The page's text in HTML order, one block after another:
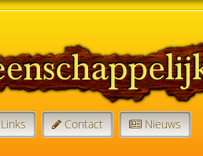
Links Contact Nieuws